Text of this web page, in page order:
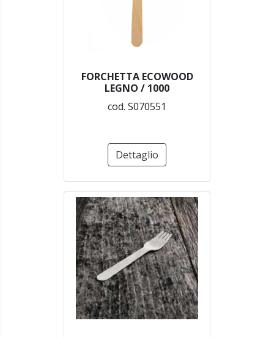
FORCHETTA ECOWOOD
LEGNO / 1000
cod. S070551
Dettaglio